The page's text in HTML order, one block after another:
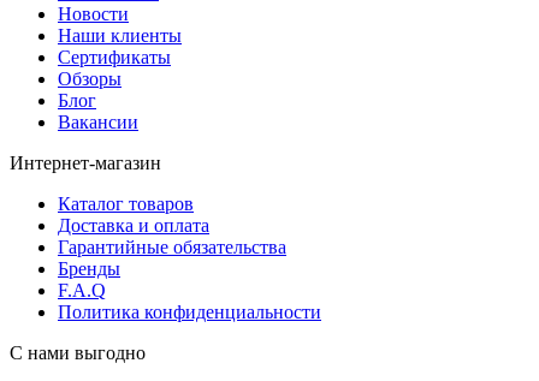
Новости
Наши клиенты
Сертификаты
Обзоры
Блог
Вакансии
Интернет-магазин
Каталог товаров
Доставка и оплата
Гарантийные обязательства
Бренды
F.A.Q
Политика конфиденциальности
С нами выгодно